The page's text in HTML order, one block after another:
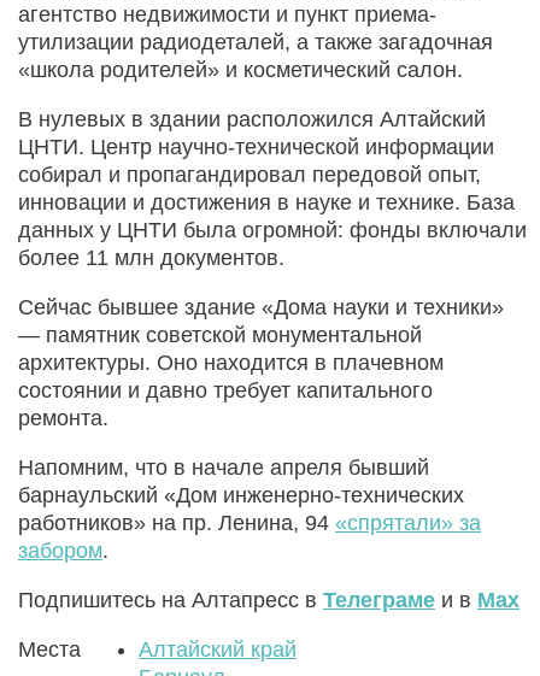
агентство недвижимости и пункт приема-
утилизации радиодеталей, а также загадочная
«школа родителей» и косметический салон.
В нулевых в здании расположился Алтайский
ЦНТИ. Центр научно-технической информации
собирал и пропагандировал передовой опыт,
инновации и достижения в науке и технике. База
данных у ЦНТИ была огромной: фонды включали
более 11 млн документов.
Сейчас бывшее здание «Дома науки и техники»
— памятник советской монументальной
архитектуры. Оно находится в плачевном
состоянии и давно требует капитального
ремонта.
Напомним, что в начале апреля бывший
барнаульский «Дом инженерно-технических
работников» на пр. Ленина, 94 «спрятали» за
забором.
Подпишитесь на Алтапресс в Телеграме и в Max
Места
Алтайский край